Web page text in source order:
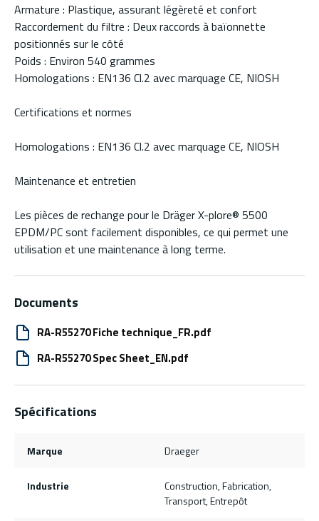
Armature : Plastique, assurant légèreté et confort
Raccordement du filtre : Deux raccords à baïonnette
positionnés sur le côté
Poids : Environ 540 grammes
Homologations : EN136 Cl.2 avec marquage CE, NIOSH
Certifications et normes
Homologations : EN136 Cl.2 avec marquage CE, NIOSH
Maintenance et entretien
Les pièces de rechange pour le Dräger X-plore® 5500
EPDM/PC sont facilement disponibles, ce qui permet une
utilisation et une maintenance à long terme.
Documents
RA-R55270 Fiche technique_FR.pdf
RA-R55270 Spec Sheet_EN.pdf
Spécifications
Marque Draeger
Industrie
Construction, Fabrication,
Transport, Entrepôt